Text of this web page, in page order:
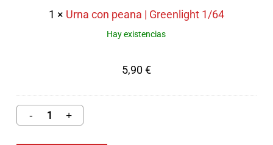
1/64
Greenlight
1/64
1 × Urna con peana | Greenlight 1/64
Hay existencias
5,90€